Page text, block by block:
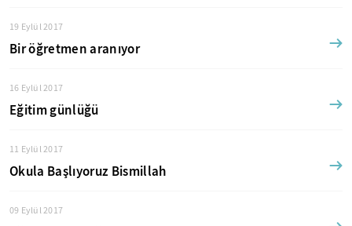
19 Eylül 2017
Bir öğretmen aranıyor
16 Eylül 2017
Eğitim günlüğü
11 Eylül 2017
Okula Başlıyoruz Bismillah
09 Eylül 2017